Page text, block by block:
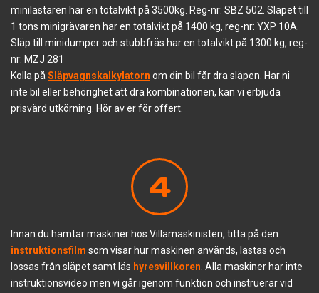
minilastaren har en totalvikt på 3500kg. Reg-nr: SBZ 502. Släpet till
1 tons minigrävaren har en totalvikt på 1400 kg, reg-nr: YXP 10A.
Släp till minidumper och stubbfräs har en totalvikt på 1300 kg, reg-
nr: MZJ 281
Kolla på Släpvagnskalkylatorn om din bil får dra släpen. Har ni
inte bil eller behörighet att dra kombinationen, kan vi erbjuda
prisvärd utkörning. Hör av er för offert.
4
Innan du hämtar maskiner hos Villamaskinisten, titta på den
instruktionsfilm som visar hur maskinen används, lastas och
lossas från släpet samt läs hyresvillkoren . Alla maskiner har inte
instruktionsvideo men vi går igenom funktion och instruerar vid